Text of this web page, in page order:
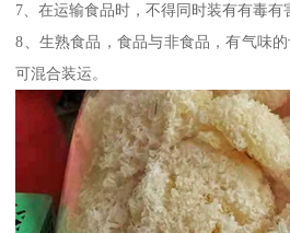
7、在运输食品时，不得同时装有有毒有
8、生熟食品，食品与非食品，有气味
可混合装运。